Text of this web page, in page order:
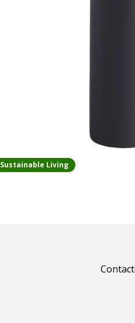
Sustainable Living